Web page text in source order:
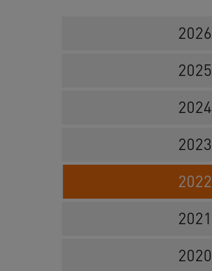
2026
2025
2024
2023
2022
2021
2020